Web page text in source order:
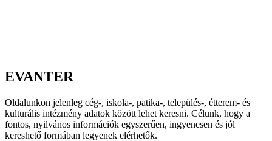
EVANTER
Oldalunkon jelenleg cég-, iskola-, patika-, település-, étterem- és
kulturális intézmény adatok között lehet keresni. Célunk, hogy a
fontos, nyilvános információk egyszerűen, ingyenesen és jól
kereshető formában legyenek elérhetők.